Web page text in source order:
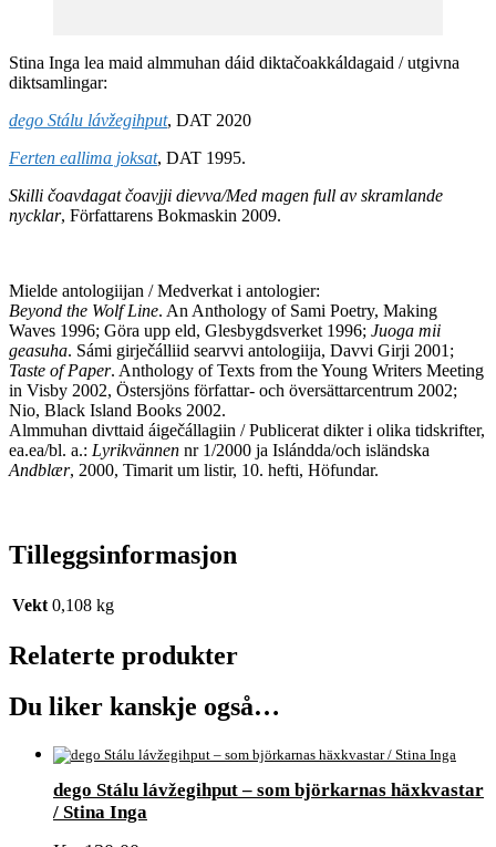
Stina Inga lea maid almmuhan dáid diktačoakkáldagaid / utgivna
diktsamlingar:
dego Stálu lávžegihput, DAT 2020
Ferten eallima joksat, DAT 1995.
Skilli čoavdagat čoavjji dievva/Med magen full av skramlande
nycklar, Författarens Bokmaskin 2009.
Mielde antologiijan / Medverkat i antologier:
Beyond the Wolf Line. An Anthology of Sami Poetry, Making
Waves 1996; Göra upp eld, Glesbygdsverket 1996; Juoga mii
geasuha. Sámi girječálliid searvvi antologiija, Davvi Girji 2001;
Taste of Paper. Anthology of Texts from the Young Writers Meeting
in Visby 2002, Östersjöns författar- och översättarcentrum 2002;
Nio, Black Island Books 2002.
Almmuhan divttaid áigečállagiin / Publicerat dikter i olika tidskrifter,
ea.ea/bl. a.: Lyrikvännen nr 1/2000 ja Islándda/och isländska
Andblær, 2000, Timarit um listir, 10. hefti, Höfundar.
Tilleggsinformasjon
Vekt 0,108 kg
Relaterte produkter
Du liker kanskje også…
dego Stálu lávžegihput – som björkarnas häxkvastar
/ Stina Inga